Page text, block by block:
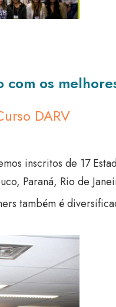
com os
DARV
inscritos de 17
Paraná, Rio de
também é